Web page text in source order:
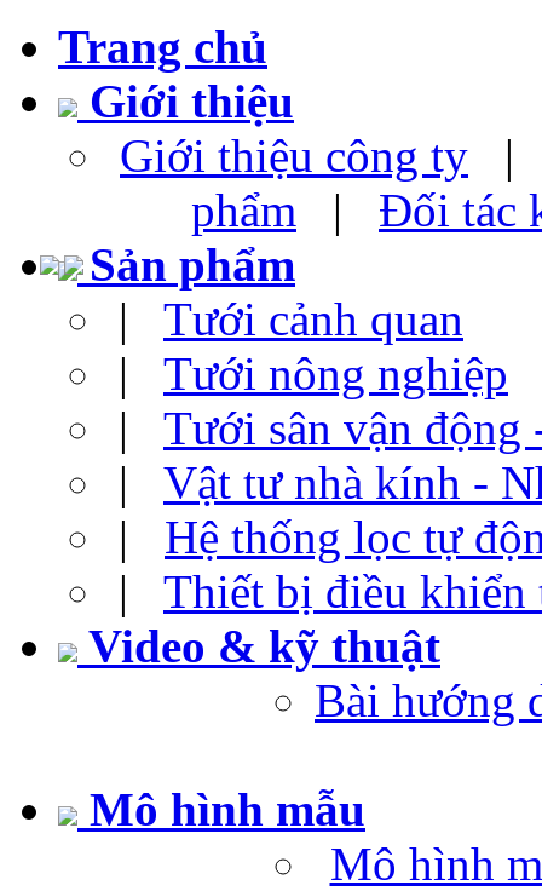
Trang chủ
Giới thiệu
Giới thiệu công ty
phẩm | Đối tác
Sản phẩm
| Tưới cảnh quan
| Tưới nông nghiệp
| Tưới sân vận động
| Vật tư nhà kính -
| Hệ thống lọc tự
| Thiết bị điều khiển
Video & kỹ thuật
Bài hướng
Mô hình mẫu
Mô hình